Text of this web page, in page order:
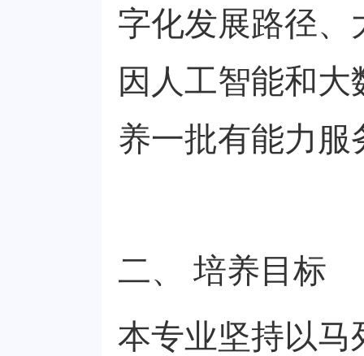
字化发展路径
因人工智能和
养一批有能力
二、 培养目标
本专业坚持以马